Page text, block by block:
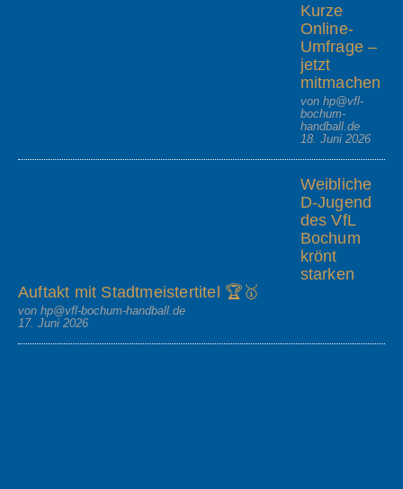
Kurze
Online-
Umfrage –
jetzt
mitmachen
von hp@vfl-
bochum-
handball.de
18. Juni 2026
Weibliche
D-Jugend
des VfL
Bochum
krönt
starken
Auftakt mit Stadtmeistertitel 🏆🥇
von hp@vfl-bochum-handball.de
17. Juni 2026